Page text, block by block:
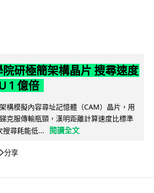
研極簡架構晶片 搜尋速度
1 億倍
構模擬內容尋址記憶體（CAM）晶片，用
克服傳輸瓶頸，漢明距離計算速度比標準
搜尋耗能低...
閱讀全文
分享